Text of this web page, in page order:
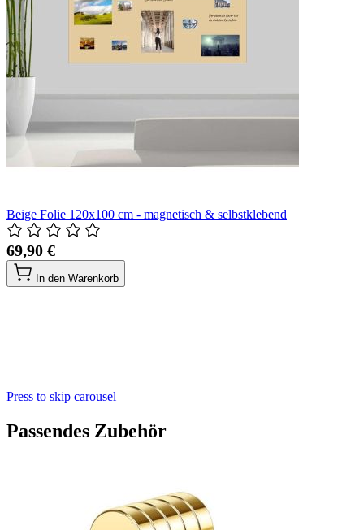
Beige Folie 120x100 cm - magnetisch & selbstklebend
69,90 €
In den Warenkorb
Press to skip carousel
Passendes Zubehör